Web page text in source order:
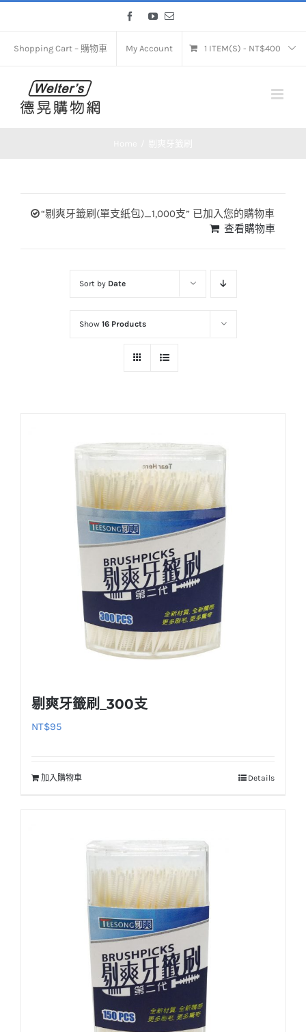
content
FacebookYouTube
Email
Shopping Cart – 購物車 My Account 1 ITEM(S) - NT$400
“剔爽牙籤刷(單支紙包)_1,000支” 已加入您的購物車
查看購物車
Sort by Date
Show 16 Products
剔爽牙籤刷_300支
NT$95
加入購物車 Details